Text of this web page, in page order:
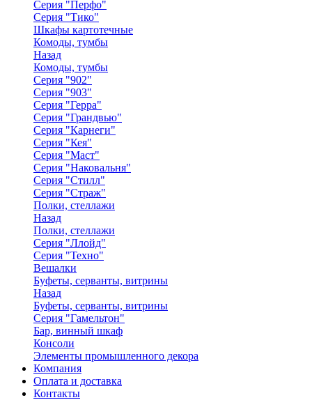
Серия "Перфо"
Серия "Тико"
Шкафы картотечные
Комоды, тумбы
Назад
Комоды, тумбы
Серия "902"
Серия "903"
Серия "Герра"
Серия "Грандвью"
Серия "Карнеги"
Серия "Кея"
Серия "Маст"
Серия "Наковальня"
Серия "Стилл"
Серия "Страж"
Полки, стеллажи
Назад
Полки, стеллажи
Серия "Ллойд"
Серия "Техно"
Вешалки
Буфеты, серванты, витрины
Назад
Буфеты, серванты, витрины
Серия "Гамельтон"
Бар, винный шкаф
Консоли
Элементы промышленного декора
Компания
Оплата и доставка
Контакты